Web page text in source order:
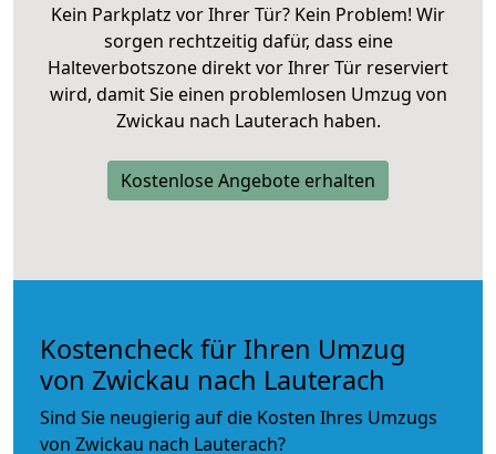
Kein Parkplatz vor Ihrer Tür? Kein Problem! Wir
sorgen rechtzeitig dafür, dass eine
Halteverbotszone direkt vor Ihrer Tür reserviert
wird, damit Sie einen problemlosen Umzug von
Zwickau nach Lauterach haben.
Kostenlose Angebote erhalten
Kostencheck für Ihren Umzug
von Zwickau nach Lauterach
Sind Sie neugierig auf die Kosten Ihres Umzugs
von Zwickau nach Lauterach?